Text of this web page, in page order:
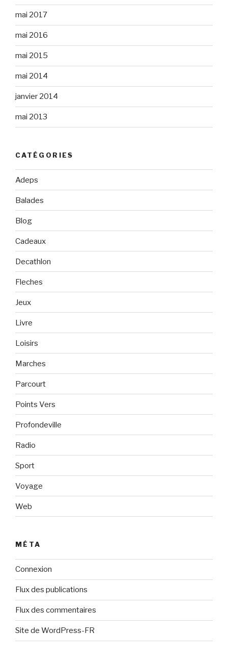
mai 2017
mai 2016
mai 2015
mai 2014
janvier 2014
mai 2013
CATÉGORIES
Adeps
Balades
Blog
Cadeaux
Decathlon
Fleches
Jeux
Livre
Loisirs
Marches
Parcourt
Points Vers
Profondeville
Radio
Sport
Voyage
Web
MÉTA
Connexion
Flux des publications
Flux des commentaires
Site de WordPress-FR